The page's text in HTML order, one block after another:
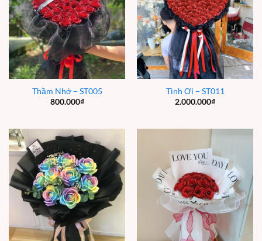
Thầm Nhớ – ST005
800.000₫
Tình Ơi – ST011
2.000.000₫